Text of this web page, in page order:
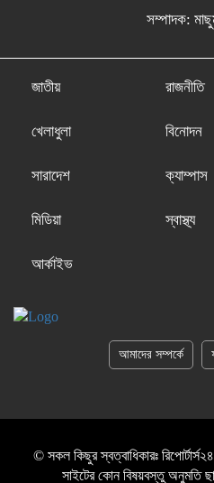
সম্পাদক:
জাতীয় রাজনীতি
খেলাধুলা বিনোদন
সারাদেশ ক্যাম্পাস
মিডিয়া স্বাস্থ্য
আর্কাইভ
আমাদের সম্পর্কে
© সকল কিছুর স্বত্বাধিকারঃ
সাইটের কোন বিষয়বস্তু অনুমতি